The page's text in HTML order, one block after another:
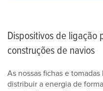
Dispositivos de ligação
construções de navios
As nossas fichas e
distribuir a energia de